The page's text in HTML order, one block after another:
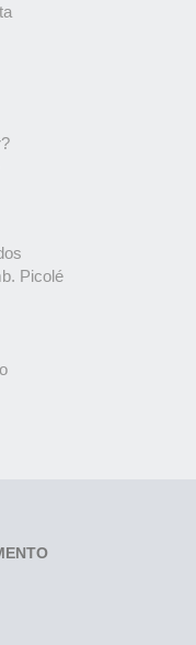
Picolé